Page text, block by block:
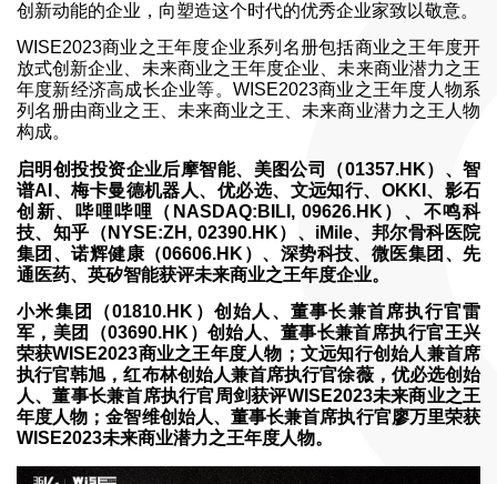
创新动能的企业，向塑造这个时代的优秀企业家致以敬意。
WISE2023商业之王年度企业系列名册包括商业之王年度开
放式创新企业、未来商业之王年度企业、未来商业潜力之王
年度新经济高成长企业等。WISE2023商业之王年度人物系
列名册由商业之王、未来商业之王、未来商业潜力之王人物
构成。
启明创投投资企业后摩智能、美图公司（01357.HK）、智
谱AI、梅卡曼德机器人、优必选、文远知行、OKKI、影石
创新、哔哩哔哩（NASDAQ:BILI, 09626.HK）、不鸣科
技、知乎（NYSE:ZH, 02390.HK）、iMile、邦尔骨科医院
集团、诺辉健康（06606.HK）、深势科技、微医集团、先
通医药、英矽智能获评未来商业之王年度企业。
小米集团（01810.HK）创始人、董事长兼首席执行官雷
军，美团（03690.HK）创始人、董事长兼首席执行官王兴
荣获WISE2023商业之王年度人物；文远知行创始人兼首席
执行官韩旭，红布林创始人兼首席执行官徐薇，优必选创始
人、董事长兼首席执行官周剑获评WISE2023未来商业之王
年度人物；金智维创始人、董事长兼首席执行官廖万里荣获
WISE2023未来商业潜力之王年度人物。